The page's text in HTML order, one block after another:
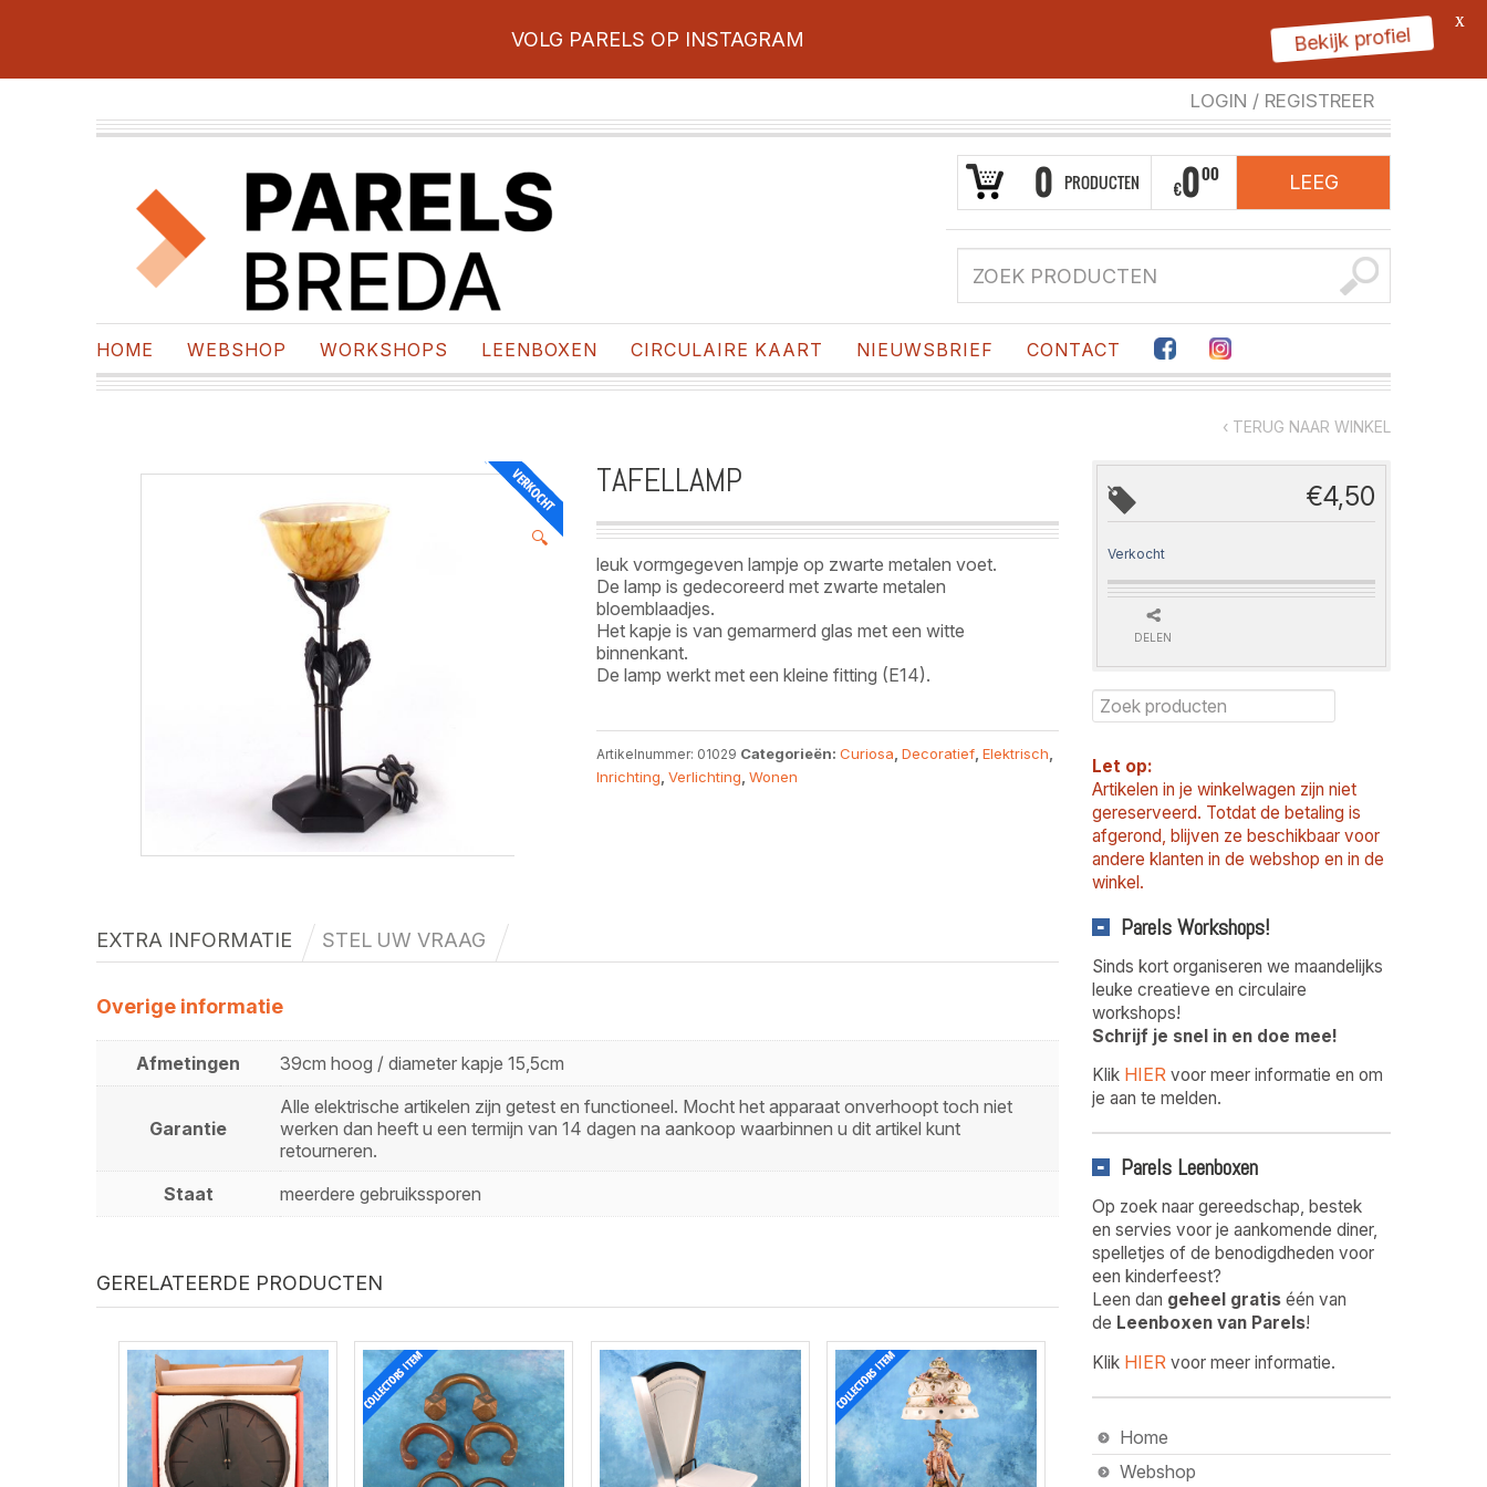
LOGIN / REGISTREER
0 PRODUCTEN €000 LEEG
HOME WEBSHOP WORKSHOPS LEENBOXEN CIRCULAIRE KAART NIEUWSBRIEF CONTACT
‹ TERUG NAAR WINKEL
🔍
TAFELLAMP
leuk vormgegeven lampje op zwarte metalen voet.
De lamp is gedecoreerd met zwarte metalen
bloemblaadjes.
Het kapje is van gemarmerd glas met een witte
binnenkant.
De lamp werkt met een kleine fitting (E14).
Artikelnummer: 01029 Categorieën:Curiosa ,Decoratief ,Elektrisch
Inrichting ,Verlichting ,Wonen
EXTRA INFORMATIE STEL UW VRAAG
Overige informatie
Afmetingen 39cm hoog / diameter kapje 15,5cm
Garantie
Alle elektrische artikelen zijn getest en functioneel. Mocht het apparaat onverhoopt toch niet
werken dan heeft u een termijn van 14 dagen na aankoop waarbinnen u dit artikel kunt
retourneren.
Staat
meerdere gebruikssporen
GERELATEERDE PRODUCTEN
€4,50
Verkocht
DELEN
Let op:
Artikelen in je winkelwagen zijn niet
gereserveerd. Totdat de betaling is
afgerond, blijven ze beschikbaar voor
andere klanten in de webshop en in de
winkel.
Parels Workshops!
Sinds kort organiseren we maandelijks
leuke creatieve en circulaire
workshops!
Schrijf je snel in en doe mee!
Klik HIER voor meer informatie en om
je aan te melden.
Parels Leenboxen
Op zoek naar gereedschap, bestek
en servies voor je aankomende diner,
spelletjes of de benodigdheden voor
een kinderfeest?
Leen dan geheel gratis één van
de Leenboxen van Parels!
Klik HIER voor meer informatie.
Home
Webshop
VOLG PARELS OP INSTAGRAM Bekijk profiel
X